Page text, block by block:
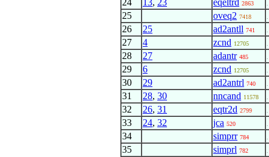
24 13, 23 eqeltrd 2863
25 oveq2 7418
26 25 ad2antll 741
27 4 zcnd 12705
28 27 adantr 485
29 6 zcnd 12705
30 29 ad2antrl 740
31 28, 30 nncand 11578
32 26, 31 eqtr2d 2799
33 24, 32 jca 520
34 simprr 784
35 simprl 782